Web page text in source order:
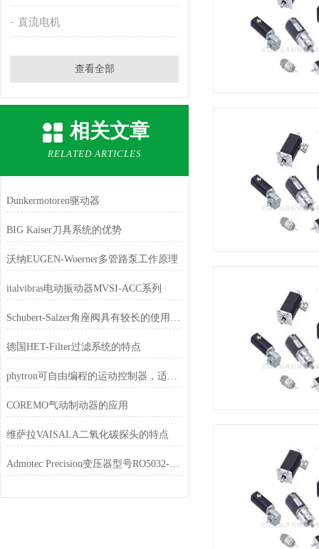
直流电机
查看全部
相关文章
RELATED ARTICLES
Dunkermotoren驱动器
BIG Kaiser刀具系统的优势
沃纳EUGEN-Woerner多管路泵工作原理
italvibras电动振动器MVSI-ACC系列
Schubert-Salzer角座阀具有较长的使用寿命和精确的控制性能
德国HET-Filter过滤系统的特点
phytron可自由编程的运动控制器，适用于多轴步进电机应用
COREMO气动制动器的应用
维萨拉VAISALA二氧化碳探头的特点
Admotec Precision变压器型号RO5032-K-V020的技术特点和应用领域